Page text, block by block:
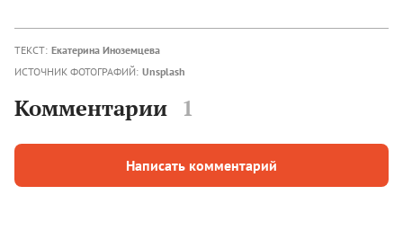
ТЕКСТ: Екатерина Иноземцева
ИСТОЧНИК ФОТОГРАФИЙ: Unsplash
Комментарии 1
Написать комментарий